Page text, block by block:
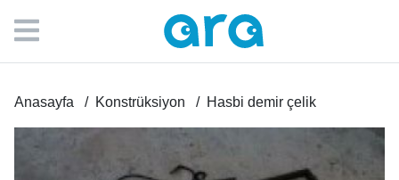
Anasayfa Konstrüksiyon Hasbi demir çelik